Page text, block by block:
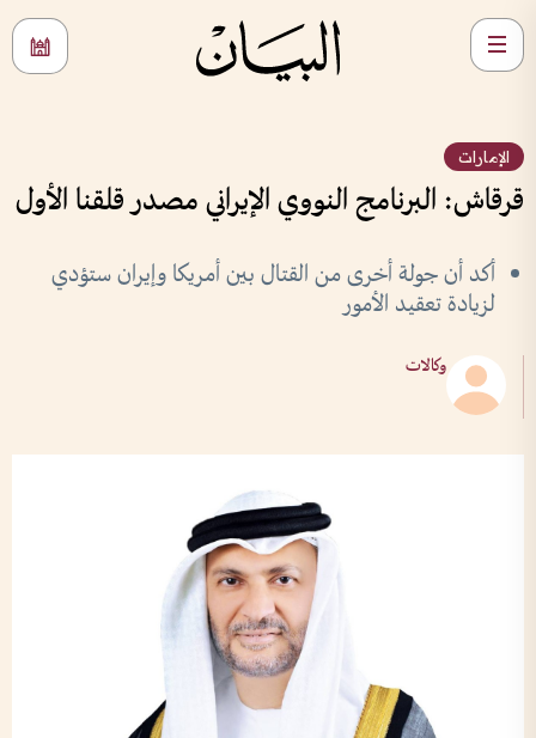
الإمارات
قرقاش: البرنامج النووي الإيراني مصدر قلقنا الأول
أكد أن جولة أخرى من القتال بين أمريكا وإيران ستؤدي
لزيادة تعقيد الأمور
وكالات